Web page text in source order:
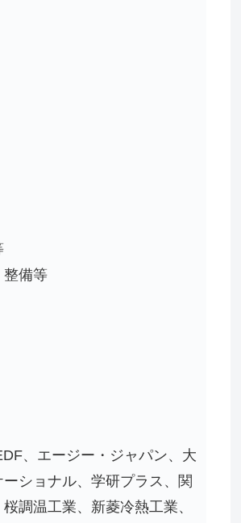
整備等
、エージー・ジャパン、大
ショナル、学研プラス、関
調温工業、新菱冷熱工業、